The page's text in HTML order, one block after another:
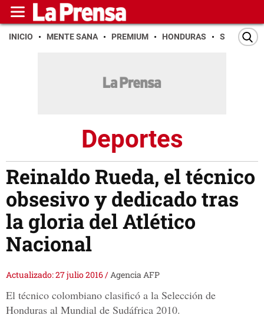
INICIO MENTE SANA PREMIUM HONDURAS SAN PEDRO
Deportes
Reinaldo Rueda, el técnico
obsesivo y dedicado tras
la gloria del Atlético
Nacional
Actualizado: 27 julio 2016/Agencia AFP
El técnico colombiano clasificó a la Selección de
Honduras al Mundial de Sudáfrica 2010.